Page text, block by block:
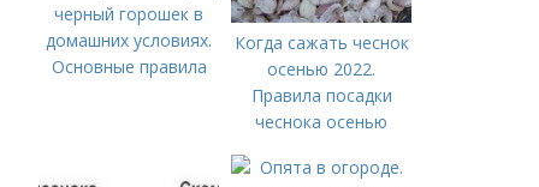
черный горошек в
домашних условиях.
Основные правила
Когда сажать чеснок
осенью 2022.
Правила посадки
чеснока осенью